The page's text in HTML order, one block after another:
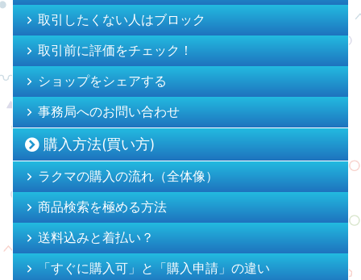
取引したくない人はブロック
取引前に評価をチェック！
ショップをシェアする
事務局へのお問い合わせ
購入方法(買い方)
ラクマの購入の流れ（全体像）
商品検索を極める方法
送料込みと着払い？
「すぐに購入可」と「購入申請」の違い